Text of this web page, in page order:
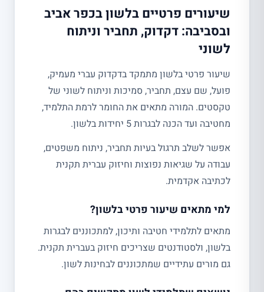
שיעורים פרטיים בלשון בכפר אביב
ובסביבה: דקדוק, תחביר וניתוח
לשוני
שיעור פרטי בלשון מתמקד בדקדוק עברי מעמיק,
פועל, שם עצם, תחביר, סמיכות וניתוח לשוני של
טקסטים. המורה מתאים את החומר לרמת התלמיד,
מחטיבה ועד הכנה לבגרות 5 יחידות בלשון.
אפשר לשלב תרגול בעיות תחביר, ניתוח משפטים,
עבודה על שגיאות נפוצות וחיזוק עברית תקנית
לכתיבה אקדמית.
למי מתאים שיעור פרטי בלשון?
מתאים לתלמידי חטיבה ותיכון, למתכוננים לבגרות
בלשון, ולסטודנטים שצריכים חיזוק בעברית תקנית.
גם מורים עתידיים שמתכוננים לבחינות לשון.